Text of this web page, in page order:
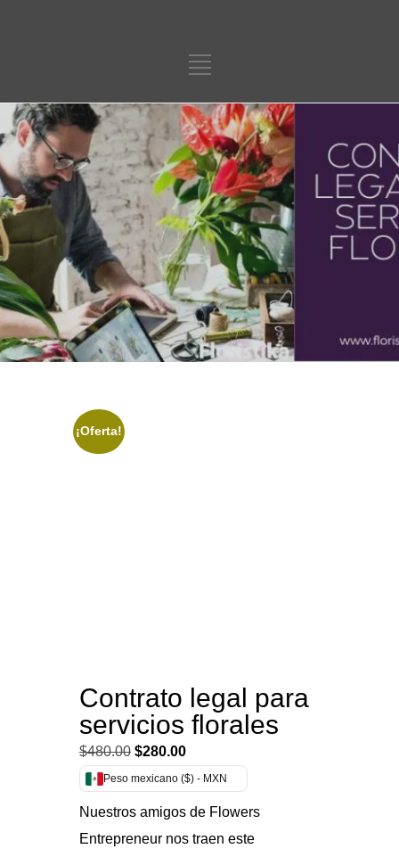
¡Oferta!
Contrato legal para
servicios florales
$480.00 Original
price
was:
$280.00Current
price
is:
$280.00.
Peso mexicano ($) - MXN
Nuestros amigos de Flowers
Entrepreneur nos traen este